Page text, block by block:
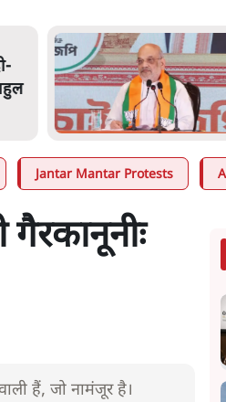
Jantar Mantar Protests
हैं, जो नामंजूर है।